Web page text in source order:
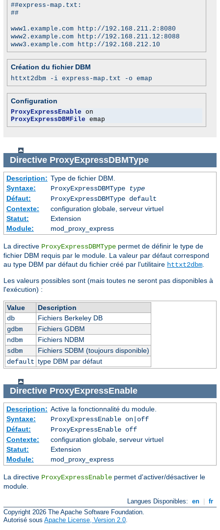
##express-map.txt:
##
www1.example.com http://192.168.211.2:8080
www2.example.com http://192.168.211.12:8088
www3.example.com http://192.168.212.10
Création du fichier DBM
httxt2dbm -i express-map.txt -o emap
Configuration
ProxyExpressEnable
ProxyExpressDBMFile emap
Directive ProxyExpressDBMType
Description: Type de fichier DBM.
Syntaxe:
ProxyExpressDBMType
type
Défaut:
ProxyExpressDBMType default
Contexte:
configuration globale, serveur virtuel
Statut:
Extension
Module:
mod_proxy_express
La directive ProxyExpressDBMType permet de définir le type de
fichier DBM requis par le module. La valeur par défaut correspond
au type DBM par défaut du fichier créé par l'utilitaire httxt2dbm
Les valeurs possibles sont (mais toutes ne seront pas disponibles à
l'exécution) :
Value
Description
db
Fichiers Berkeley DB
gdbm
Fichiers GDBM
ndbm
Fichiers NDBM
sdbm
Fichiers SDBM (toujours disponible)
default type DBM par défaut
Directive ProxyExpressEnable
Description: Active la fonctionnalité du module.
Syntaxe:
ProxyExpressEnable on|off
Défaut:
ProxyExpressEnable off
Contexte:
configuration globale, serveur virtuel
Statut:
Extension
Module:
mod_proxy_express
La directive ProxyExpressEnable permet d'activer/désactiver le
module.
Langues Disponibles: en | fr
Copyright 2026 The Apache Software Foundation.
Autorisé sous Apache License, Version 2.0.